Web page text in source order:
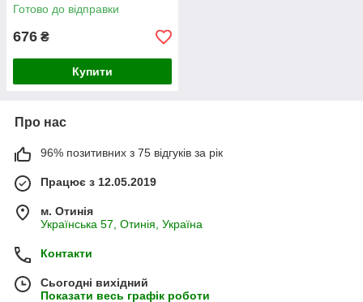
Готово до відправки
676 ₴
Купити
Про нас
96% позитивних з 75 відгуків за рік
Працює з 12.05.2019
м. Отинія
Українська 57, Отинія, Україна
Контакти
Сьогодні вихідний
Показати весь графік роботи